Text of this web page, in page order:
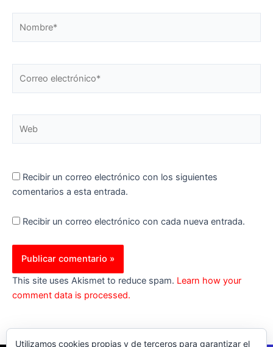
electrónico*
Recibir un correo electrónico con los siguientes
comentarios a esta entrada.
Recibir un correo electrónico con cada nueva entrada.
This site uses Akismet to reduce spam. Learn how your
comment data is processed.
Utilizamos cookies propias y de terceros para garantizar el